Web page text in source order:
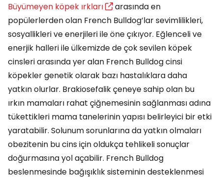
Büyümeyen köpek ırkları
arasında en
popülerlerden olan French Bulldog’lar sevimlilikleri,
sosyallikleri ve enerjileri ile öne çıkıyor. Eğlenceli ve
enerjik halleri ile ülkemizde de çok sevilen köpek
cinsleri arasında yer alan French Bulldog cinsi
köpekler genetik olarak bazı hastalıklara daha
yatkın olurlar. Brakiosefalik çeneye sahip olan bu
ırkın mamaları rahat çiğnemesinin sağlanması adına
tükettikleri mama tanelerinin yapısı belirleyici bir etki
yaratabilir. Solunum sorunlarına da yatkın olmaları
obezitenin bu cins için oldukça tehlikeli sonuçlar
doğurmasına yol açabilir. French Bulldog
beslenmesinde bağışıklık sisteminin desteklenmesi